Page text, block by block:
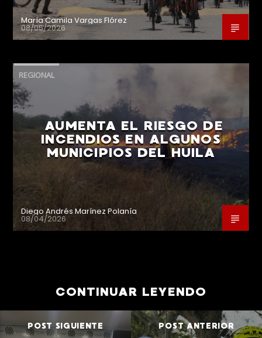
María Camila Vargas Flórez
08/05/2026
REGIONAL
AUMENTA EL RIESGO DE
INCENDIOS EN ALGUNOS
MUNICIPIOS DEL HUILA
Diego Andrés Marínez Polanía
08/04/2026
CONTINUAR LEYENDO
POST SIGUIENTE POST ANTERIOR